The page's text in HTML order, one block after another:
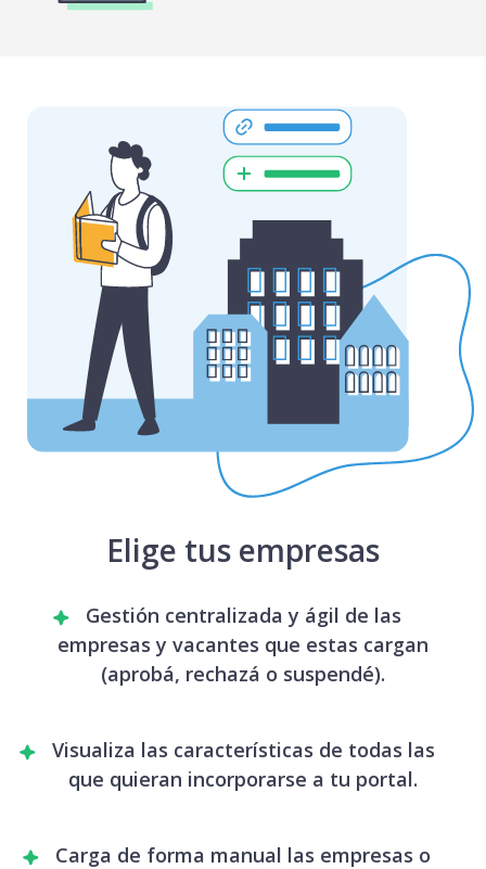
Elige tus empresas
Gestión centralizada y ágil de las
empresas y vacantes que estas cargan
(aprobá, rechazá o suspendé).
Visualiza las características de todas las
que quieran incorporarse a tu portal.
Carga de forma manual las empresas o